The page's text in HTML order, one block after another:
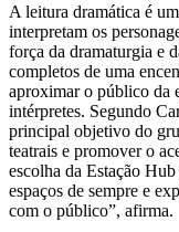
A leitura dramática é
interpretam os
força da dramaturgia e
completos de uma
aproximar o público da
intérpretes. Segundo
principal objetivo do
teatrais e promover o
escolha da Estação
espaços de sempre e
com o público”, afirma.